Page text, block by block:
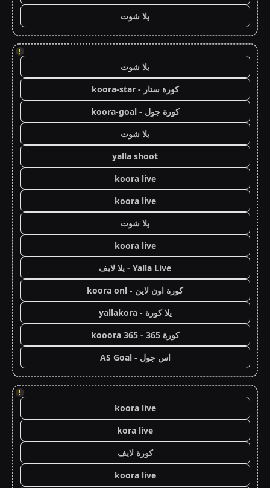
يلا شوت
!
يلا شوت
كورة ستار - koora-star
كورة جول - koora-goal
يلا شوت
yalla shoot
koora live
koora live
يلا شوت
koora live
Yalla Live - يلا لايف
كورة اون لاين - koora onl
يلا كورة - yallakora
كورة 365 - kooora 365
اس جول - AS Goal
!
koora live
kora live
كورة لايف
koora live